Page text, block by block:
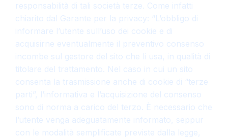
responsabilità di tali società terze. Come infatti
chiarito dal Garante per la privacy: “L’obbligo di
informare l’utente sull’uso dei cookie e di
acquisirne eventualmente il preventivo consenso
incombe sul gestore del sito che li usa, in qualità di
titolare del trattamento. Nel caso in cui un sito
consenta la trasmissione anche di cookie di “terze
parti”, l’informativa e l’acquisizione del consenso
sono di norma a carico del terzo. È necessario che
l’utente venga adeguatamente informato, seppur
con le modalità semplificate previste dalla legge,